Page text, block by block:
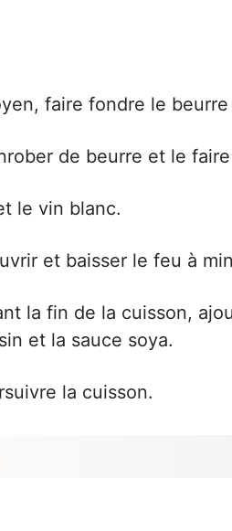
faire fondre le
de beurre et le
le vin blanc.
et baisser le feu à
la fin de la cuisson,
et la sauce soya.
la cuisson.